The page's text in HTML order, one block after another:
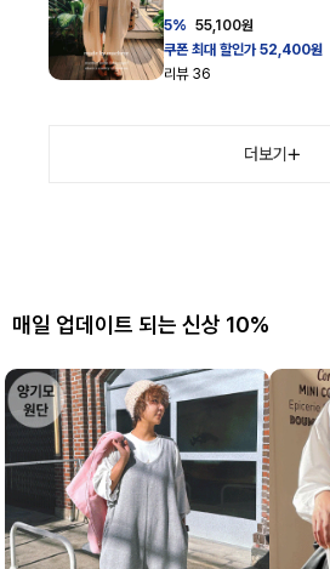
5% 55,100원
쿠폰 최대 할인가 52,400원
리뷰 36
더보기
매일 업데이트 되는 신상 10%